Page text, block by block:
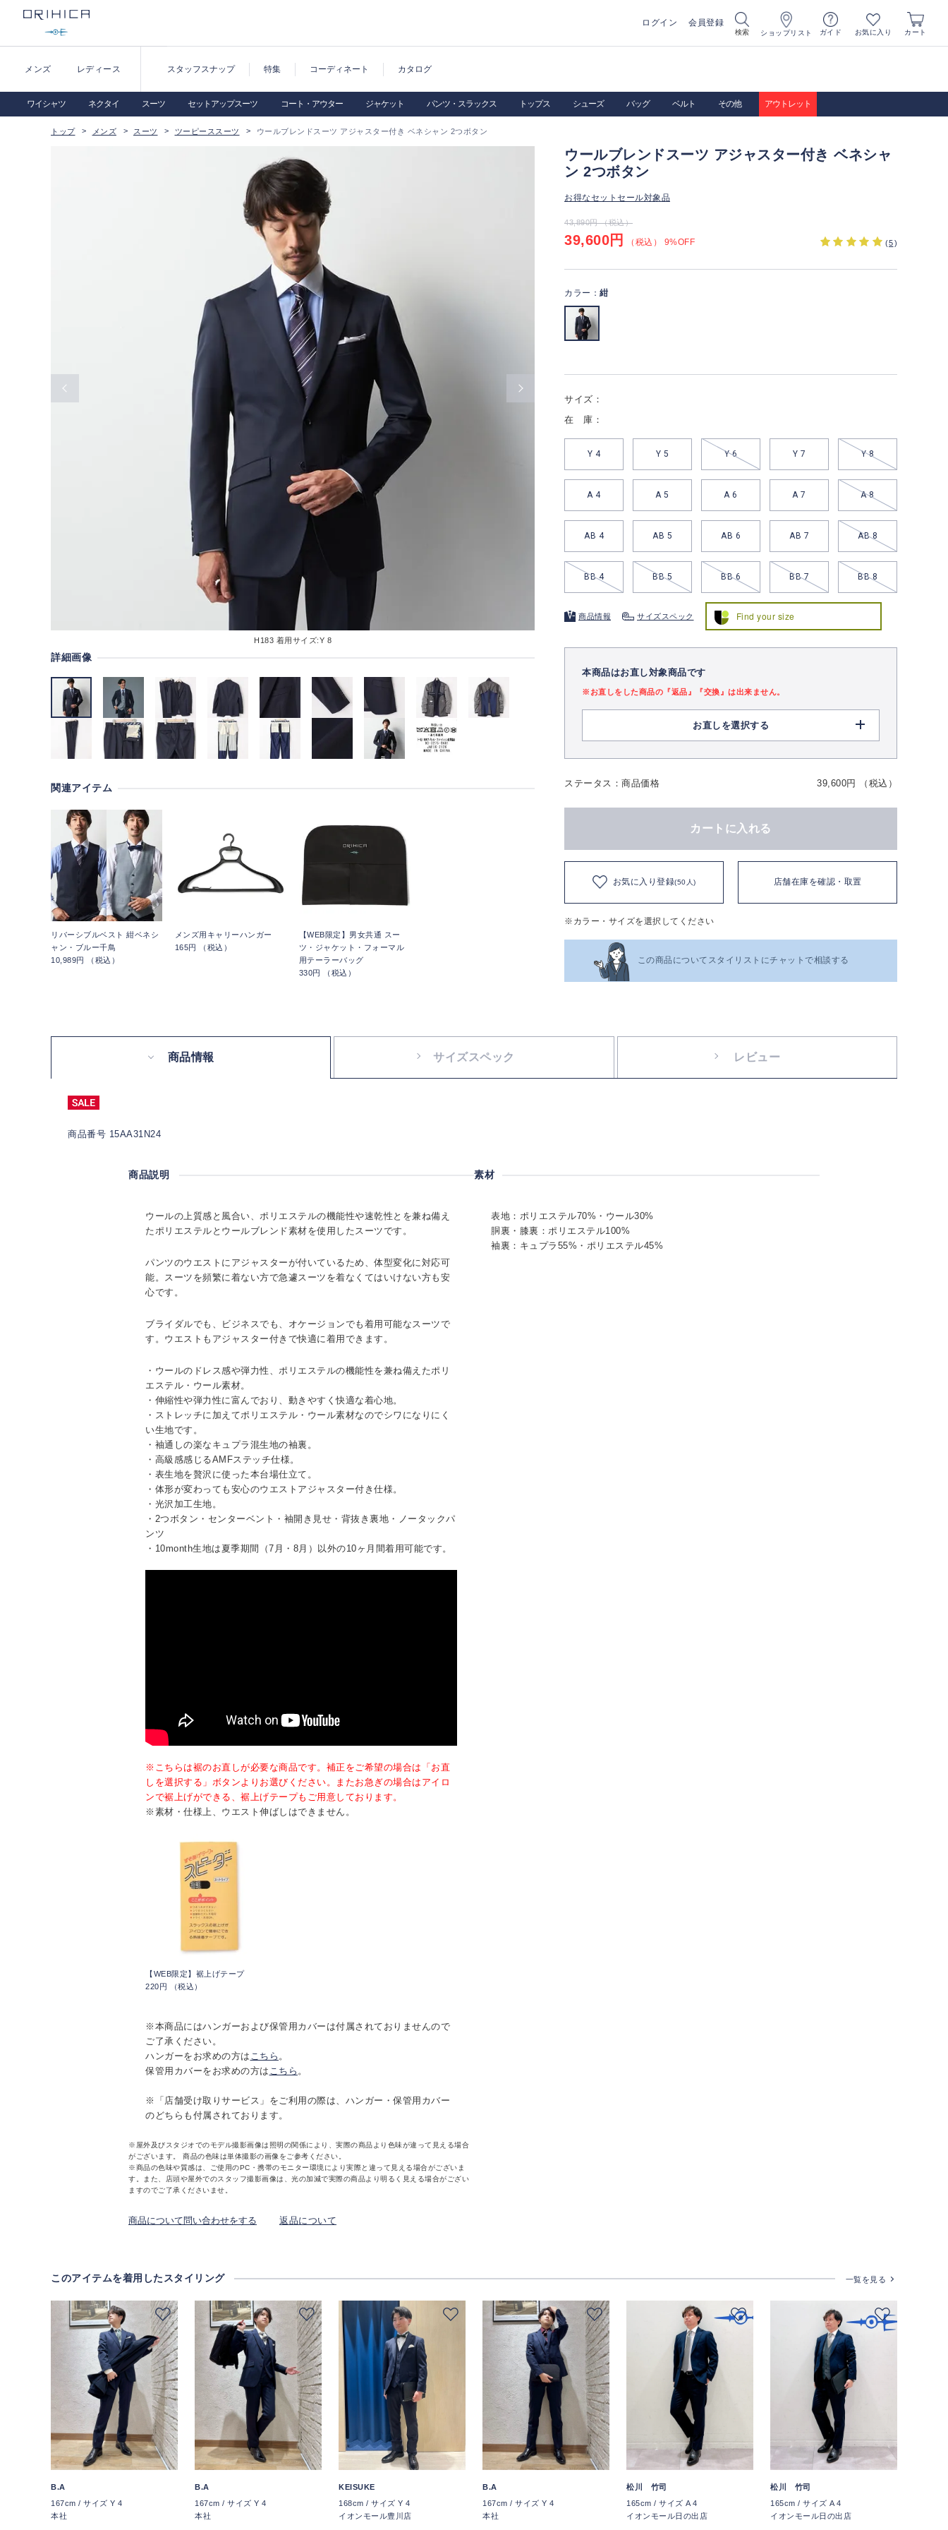
ログイン 会員登録
検索 ショップリスト ガイド お気に入り カート
メンズ レディース スタッフスナップ 特集 コーディネート カタログ
ワイシャツ ネクタイ スーツ セットアップスーツ コート・アウター ジャケット パンツ・スラックス トップス シューズ バッグ ベルト その他 アウトレット
トップ メンズ スーツ ツーピーススーツ ウールブレンドスーツ アジャスター付き ベネシャン 2つボタン
H183 着用サイズ:Y 8
詳細画像
関連アイテム
リバーシブルベスト 紺ベネシ
ャン・ブルー千鳥
10,989円 （税込）
メンズ用キャリーハンガー
165円 （税込）
【WEB限定】男女共通 スー
ツ・ジャケット・フォーマル
用テーラーバッグ
330円 （税込）
ウールブレンドスーツ アジャスター付き ベネシャ
ン 2つボタン
お得なセットセール対象品
43,890円 （税込）
39,600円 （税込） 9%OFF (5)
カラー： 紺
サイズ：
在 庫：
Y 4 Y 5 Y 6 Y 7 Y 8
A 4 A 5 A 6 A 7 A 8
AB 4 AB 5 AB 6 AB 7 AB 8
BB 4 BB 5 BB 6 BB 7 BB 8
商品情報 サイズスペック Find your size
本商品はお直し対象商品です
※お直しをした商品の『返品』『交換』は出来ません。
お直しを選択する
ステータス：商品価格 39,600円 （税込）
カートに入れる
お気に入り登録(50人) 店舗在庫を確認・取置
※カラー・サイズを選択してください
この商品についてスタイリストにチャットで相談する
商品情報 サイズスペック レビュー
商品番号 15AA31N24
商品説明
ウールの上質感と風合い、ポリエステルの機能性や速乾性とを兼ね備え
たポリエステルとウールブレンド素材を使用したスーツです。
パンツのウエストにアジャスターが付いているため、体型変化に対応可
能。スーツを頻繁に着ない方で急遽スーツを着なくてはいけない方も安
心です。
ブライダルでも、ビジネスでも、オケージョンでも着用可能なスーツで
す。ウエストもアジャスター付きで快適に着用できます。
・ウールのドレス感や弾力性、ポリエステルの機能性を兼ね備えたポリ
エステル・ウール素材。
・伸縮性や弾力性に富んでおり、動きやすく快適な着心地。
・ストレッチに加えてポリエステル・ウール素材なのでシワになりにく
い生地です。
・袖通しの楽なキュプラ混生地の袖裏。
・高級感感じるAMFステッチ仕様。
・表生地を贅沢に使った本台場仕立て。
・体形が変わっても安心のウエストアジャスター付き仕様。
・光沢加工生地。
・2つボタン・センターベント・袖開き見せ・背抜き裏地・ノータックパ
ンツ
・10month生地は夏季期間（7月・8月）以外の10ヶ月間着用可能です。
※こちらは裾のお直しが必要な商品です。補正をご希望の場合は「お直
しを選択する」ボタンよりお選びください。またお急ぎの場合はアイロ
ンで裾上げができる、裾上げテープもご用意しております。
※素材・仕様上、ウエスト伸ばしはできません。
【WEB限定】裾上げテープ
220円 （税込）
※本商品にはハンガーおよび保管用カバーは付属されておりませんので
ご了承ください。
ハンガーをお求めの方は こちら 。
保管用カバーをお求めの方は こちら 。
※「店舗受け取りサービス」をご利用の際は、ハンガー・保管用カバー
のどちらも付属されております。
※屋外及びスタジオでのモデル撮影画像は照明の関係により、実際の商品より色味が違って見える場合
がございます。 商品の色味は単体撮影の画像をご参考ください。
※商品の色味や質感は、ご使用のPC・携帯のモニター環境により実際と違って見える場合がございま
す。また、店頭や屋外でのスタッフ撮影画像は、光の加減で実際の商品より明るく見える場合がござい
ますのでご了承くださいませ。
商品について問い合わせをする 返品について
素材
表地：ポリエステル70%・ウール30%
胴裏・膝裏：ポリエステル100%
袖裏：キュプラ55%・ポリエステル45%
このアイテムを着用したスタイリング 一覧を見る
B.A
167cm / サイズ Y 4
本社
B.A
167cm / サイズ Y 4
本社
KEISUKE
168cm / サイズ Y 4
イオンモール豊川店
B.A
167cm / サイズ Y 4
本社
松川 竹司
165cm / サイズ A 4
イオンモール日の出店
松川 竹司
165cm / サイズ A 4
イオンモール日の出店